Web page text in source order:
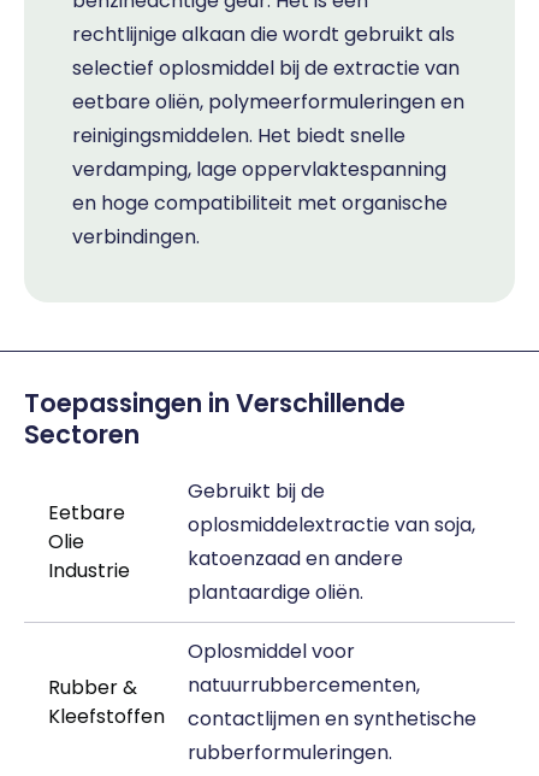
rechtlijnige alkaan die wordt gebruikt als
selectief oplosmiddel bij de extractie van
eetbare oliën, polymeerformuleringen en
reinigingsmiddelen. Het biedt snelle
verdamping, lage oppervlaktespanning
en hoge compatibiliteit met organische
verbindingen.
Toepassingen in Verschillende
Sectoren
Eetbare
Olie
Industrie
Gebruikt bij de
oplosmiddelextractie van soja,
katoenzaad en andere
plantaardige oliën.
Rubber &
Kleefstoffen
Oplosmiddel voor
natuurrubbercementen,
contactlijmen en synthetische
rubberformuleringen.